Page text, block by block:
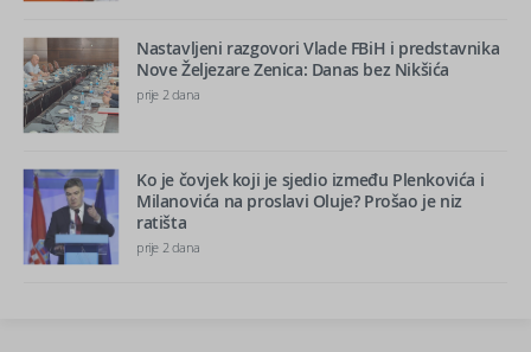
Nastavljeni razgovori Vlade FBiH i predstavnika
Nove Željezare Zenica: Danas bez Nikšića
prije 2 dana
Ko je čovjek koji je sjedio između Plenkovića i
Milanovića na proslavi Oluje? Prošao je niz
ratišta
prije 2 dana